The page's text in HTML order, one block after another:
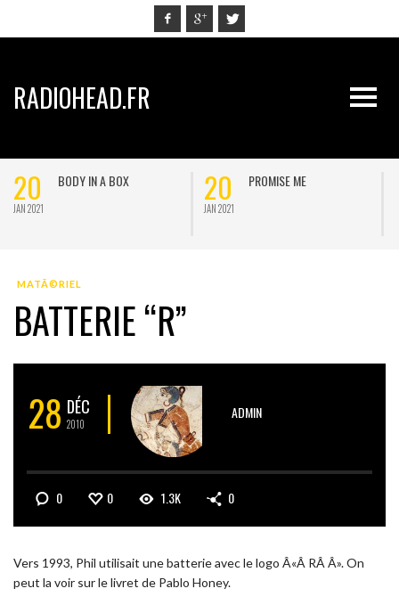
RADIOHEAD.FR
20
JAN 2021
BODY IN A BOX 20
JAN 2021
PROMISE ME
MATÃ©RIEL
BATTERIE “R”
28 DÉC
2010
ADMIN
0 0 1.3K 0
Vers 1993, Phil utilisait une batterie avec le logo Â«Â RÂ Â». On
peut la voir sur le livret de Pablo Honey.